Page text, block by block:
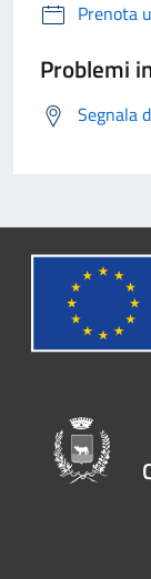
Prenota
Problemi
Segnala